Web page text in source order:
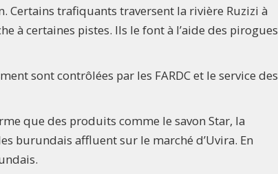
Certains trafiquants traversent la rivière Ruzizi à
à certaines pistes. Ils le font à l’aide des pirogues
sont contrôlées par les FARDC et le service des
que des produits comme le savon Star, la
burundais affluent sur le marché d’Uvira. En